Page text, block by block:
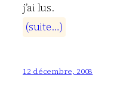
j’ai lus.
(suite…)
12 décembre, 2008